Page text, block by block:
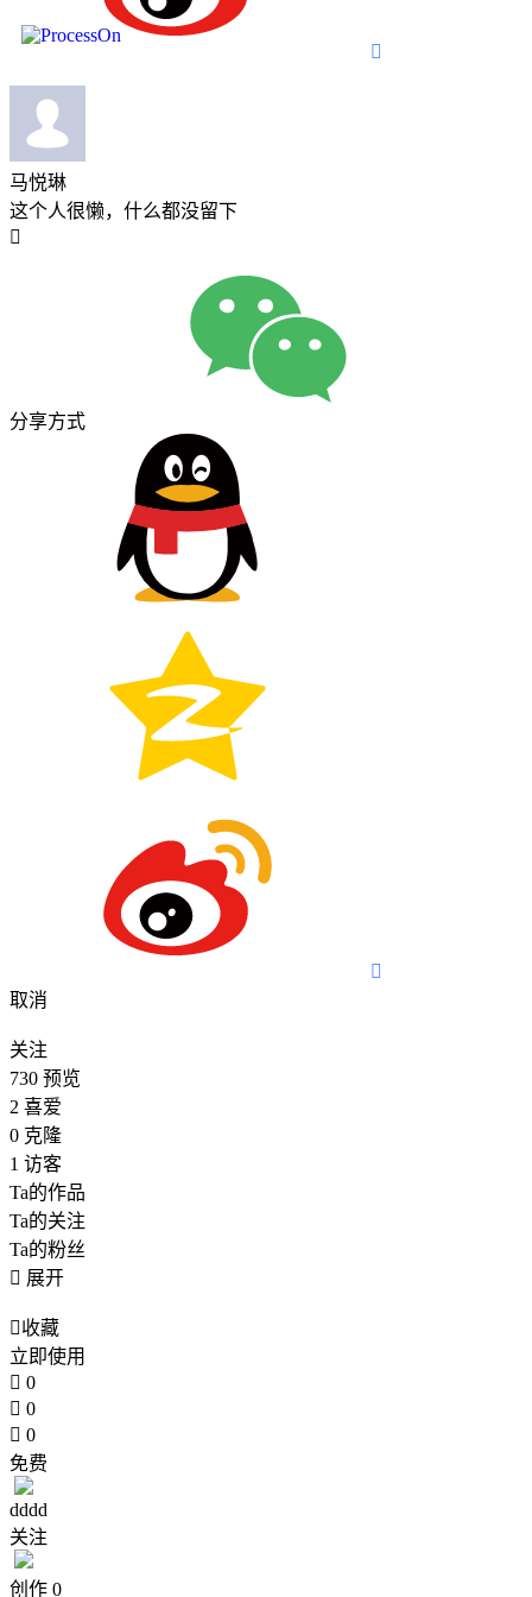

马悦琳
这个人很懒，什么都没留下

分享方式

取消
关注
730 预览
2 喜爱
0 克隆
1 访客
Ta的作品
Ta的关注
Ta的粉丝
 展开
收藏
立即使用
 0
 0
 0
免费
dddd
关注
创作 0